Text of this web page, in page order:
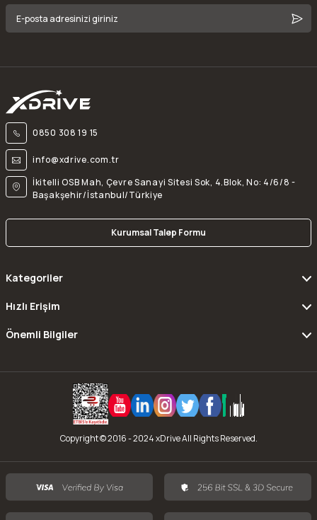
0850 308 19 15
info@xdrive.com.tr
İkitelli OSB Mah, Çevre Sanayi Sitesi Sok, 4.Blok, No: 4/6/8 -
Başakşehir/İstanbul/Türkiye
Kurumsal Talep Formu
Kategoriler
Hızlı Erişim
Önemli Bilgiler
Copyright © 2016 - 2024 xDrive All Rights Reserved.